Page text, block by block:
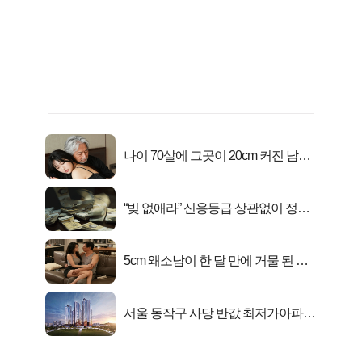
나이 70살에 그곳이 20cm 커진 남자..
“빚 없애라” 신용등급 상관없이 정부
5cm 왜소남이 한 달 만에 거물 된 사
서울 동작구 사당 반값 최저가아파트